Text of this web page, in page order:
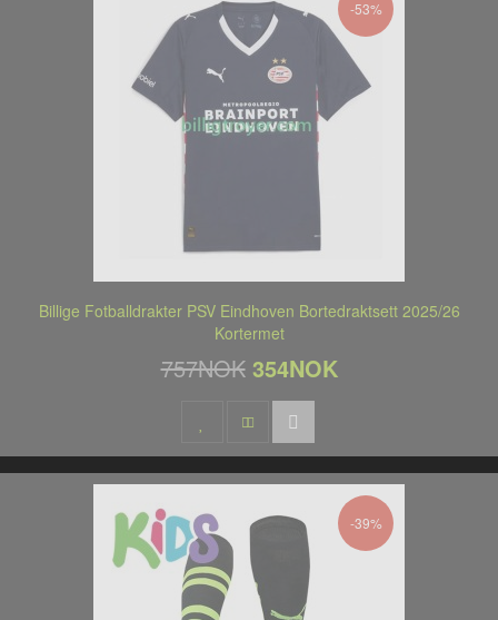
-53%
Billige Fotballdrakter PSV Eindhoven Bortedraktsett 2025/26
Kortermet
757NOK 354NOK
-39%